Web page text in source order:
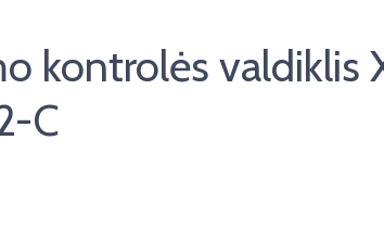
kontrolės valdiklis
C